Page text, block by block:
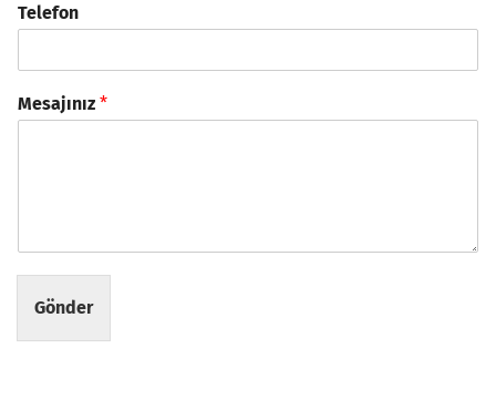
Telefon
Mesajınız *
Gönder